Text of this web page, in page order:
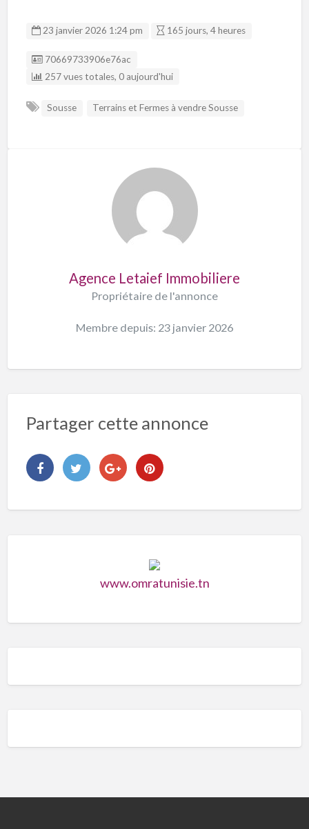
23 janvier 2026 1:24 pm 165 jours, 4 heures
Listing ID
70669733906e76ac
257 vues totales, 0 aujourd'hui
Sousse Terrains et Fermes à vendre Sousse
Agence Letaief Immobiliere
Propriétaire de l'annonce
Membre depuis: 23 janvier 2026
Partager cette annonce
www.omratunisie.tn